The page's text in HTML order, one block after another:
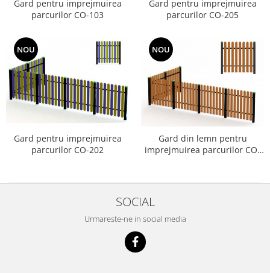
Echipamente fitness
MOBILIER URBAN
Garduri/Imprejmuiri
Cosuri de gunoi
Panouri pentru informare/Marcaje
Foisoare si pergole
Rastel Biciclete
Banci
Gard pentru imprejmuirea
parcurilor CO-103
Gard pentru imprejmuirea
parcurilor CO-205
NOU
Gard pentru imprejmuirea
parcurilor CO-202
NOU
Gard din lemn pentru
imprejmuirea parcurilor CO-
SOCIAL
Urmareste-ne in social media